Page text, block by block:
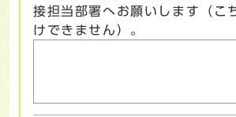
接担当部署へお願いします（こ
けできません）。